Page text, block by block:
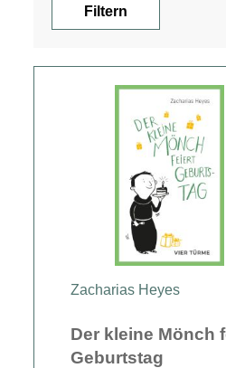
Filtern
Zacharias Heyes
Der kleine Mönch
Geburtstag